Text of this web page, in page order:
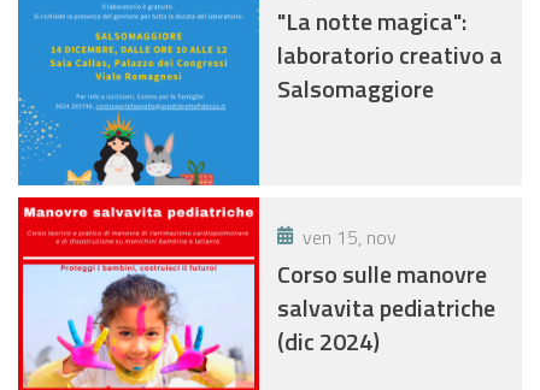
"La notte magica":
laboratorio creativo a
Salsomaggiore
ven 15, nov
Corso sulle manovre
salvavita pediatriche
(dic 2024)